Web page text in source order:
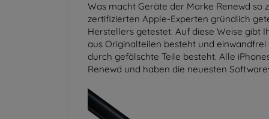
Was macht Geräte der Marke Renewd so
zertifizierten Apple-Experten gründlich
Herstellers getestet. Auf diese Weise gibt
aus Originalteilen besteht und
durch gefälschte Teile besteht. Alle
Renewd und haben die neuesten